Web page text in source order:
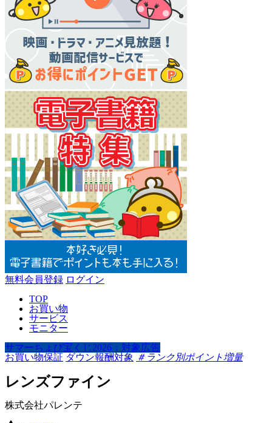
無料会員登録 ログイン
TOP
お買い物
サービス
モニター
サマーちょび宝くじ2026：対象広告
お買い物保証 ダウン報酬対象 ＃ランク別ポイント増量
レンズファイン
株式会社パレンテ